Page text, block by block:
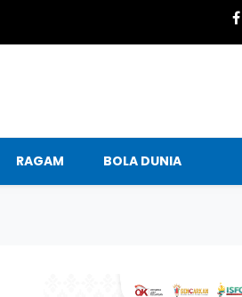
RAGAM BOLA DUNIA